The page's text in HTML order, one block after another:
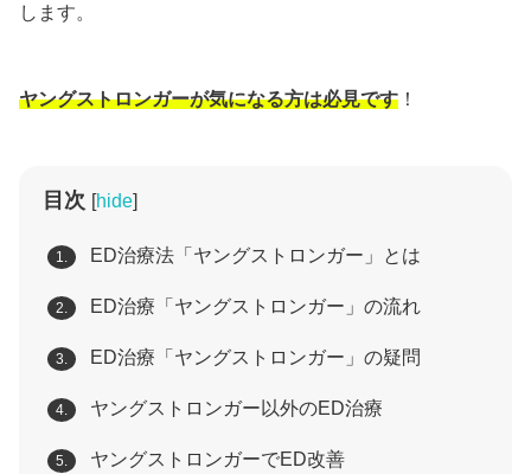
します。
ヤングストロンガーが気になる方は必見です ！
目次 [hide]
1. ED治療法「ヤングストロンガー」とは
2. ED治療「ヤングストロンガー」の流れ
3. ED治療「ヤングストロンガー」の疑問
4. ヤングストロンガー以外のED治療
5. ヤングストロンガーでED改善